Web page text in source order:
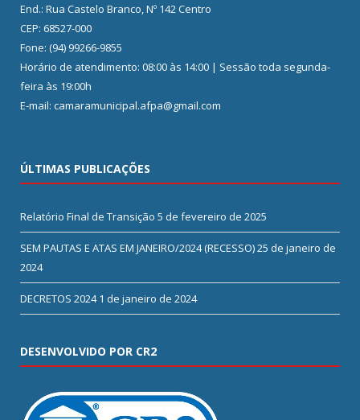
End.: Rua Castelo Branco, Nº 142 Centro
CEP: 68527-000
Fone: (94) 99266-9855
Horário de atendimento: 08:00 às 14:00 | Sessão toda segunda-
feira às 19:00h
E-mail: camaramunicipal.afpa@gmail.com
ÚLTIMAS PUBLICAÇÕES
Relatório Final de Transição 5 de fevereiro de 2025
SEM PAUTAS E ATAS EM JANEIRO/2024 (RECESSO)25 de janeiro de
2024
DECRETOS 2024 1 de janeiro de 2024
DESENVOLVIDO POR CR2